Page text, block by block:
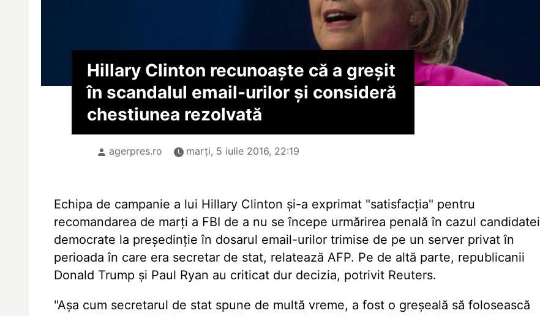
Hillary Clinton recunoaște că a greșit
în scandalul email-urilor și consideră
chestiunea rezolvată
agerpres.ro marți, 5 iulie 2016, 22:19
Echipa de campanie a lui Hillary Clinton și-a exprimat "satisfacția" pentru
recomandarea de marți a FBI de a nu se începe urmărirea penală în cazul candidatei
democrate la președinție în dosarul email-urilor trimise de pe un server privat în
perioada în care era secretar de stat, relatează AFP. Pe de altă parte, republicanii
Donald Trump și Paul Ryan au criticat dur decizia, potrivit Reuters.
"Așa cum secretarul de stat spune de multă vreme, a fost o greșeală să folosească